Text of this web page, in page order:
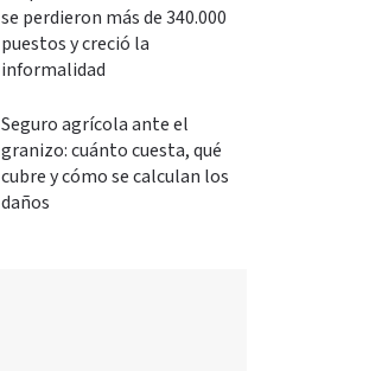
se perdieron más de 340.000
puestos y creció la
informalidad
Seguro agrícola ante el
granizo: cuánto cuesta, qué
cubre y cómo se calculan los
daños